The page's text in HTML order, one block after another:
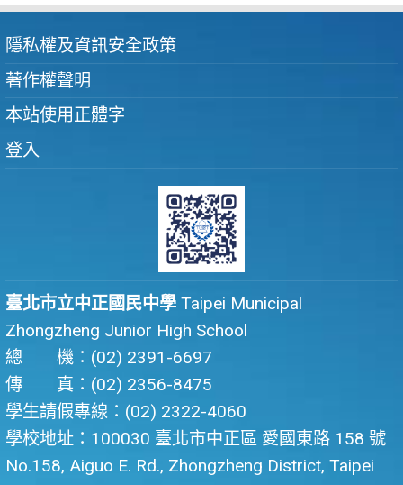
隱私權及資訊安全政策
著作權聲明
本站使用正體字
登入
臺北市立中正國民中學 Taipei Municipal
Zhongzheng Junior High School
總 機：(02) 2391-6697
傳 真：(02) 2356-8475
學生請假專線：(02) 2322-4060
學校地址：100030 臺北市中正區 愛國東路 158 號
No.158, Aiguo E. Rd., Zhongzheng District, Taipei